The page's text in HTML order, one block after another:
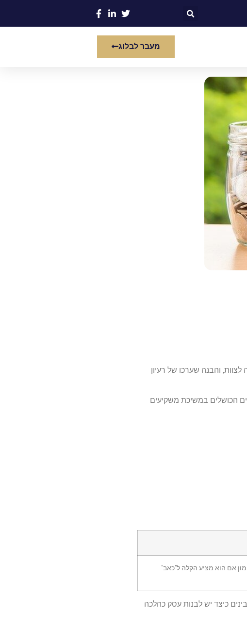
מעבר לבלוג
לצוות, והבנה שערכו של רעיון
יזמים הכושלים במשיכת משקיעים
אם הוא מציע הקלה ל"כאב"
מבינים כיצד יש לבנות עסק כהלכה